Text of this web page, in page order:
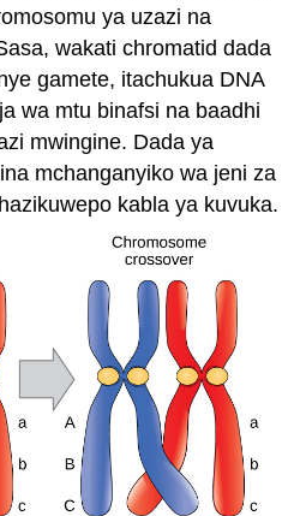
ya uzazi na
wakati chromatid dada
gamete, itachukua DNA
wa mtu binafsi na baadhi
mwingine. Dada ya
mchanganyiko wa jeni za
kabla ya kuvuka.